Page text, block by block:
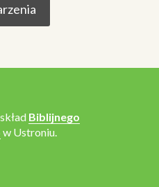
Biblijnego
w Ustroniu.